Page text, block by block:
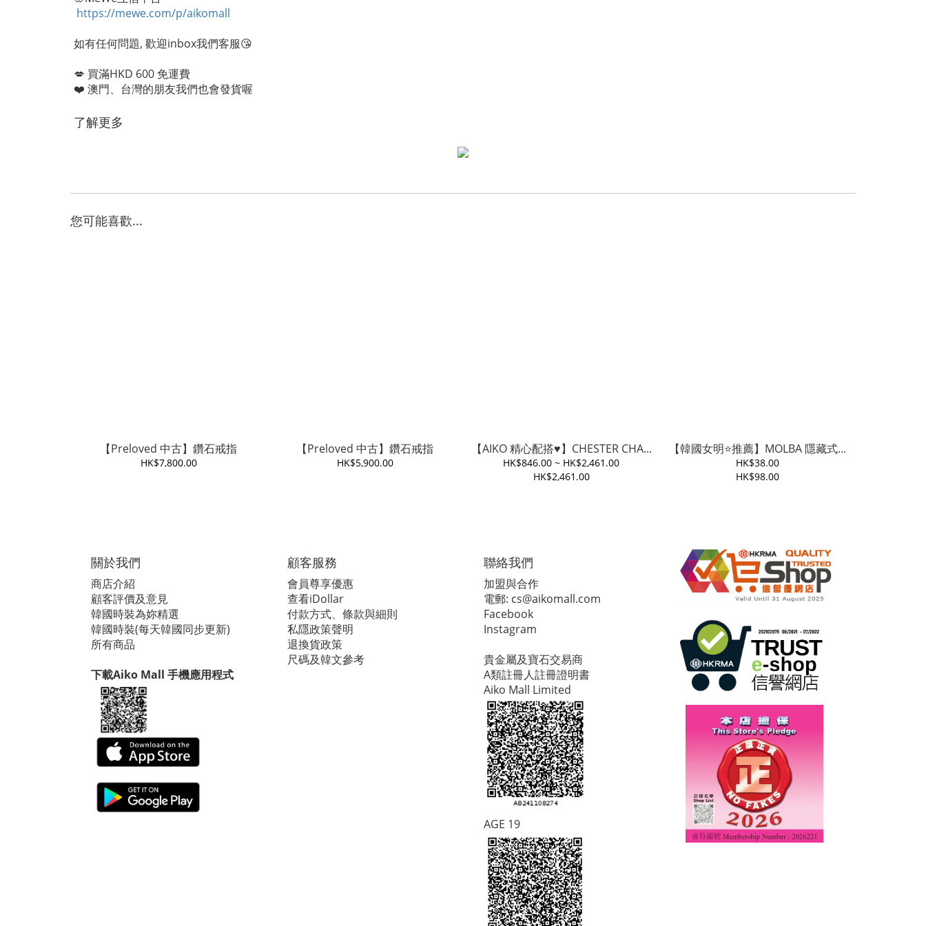
https://mewe.com/p/aikomall
如有任何問題, 歡迎inbox我們客服😘
💋 買滿HKD 600 免運費
❤️ 澳門、台灣的朋友我們也會發貨喔
了解更多
您可能喜歡...
【Preloved 中古】鑽石戒指
HK$7,800.00
【Preloved 中古】鑽石戒指
HK$5,900.00
【AIKO 精心配搭♥️】CHESTER CHA...
HK$846.00 ~ HK$2,461.00
HK$2,461.00
【韓國女明⭐️推薦】MOLBA 隱藏式...
HK$38.00
HK$98.00
關於我們
商店介紹
顧客評價及意見
韓國時裝為妳精選
韓國時裝(每天韓國同步更新)
所有商品
下載Aiko Mall 手機應用程式
顧客服務
會員尊享優惠
查看iDollar
付款方式、條款與細則
私隱政策聲明
退換貨政策
尺碼及韓文參考
聯絡我們
加盟與合作
電郵: cs@aikomall.com
Facebook
Instagram
貴金屬及寶石交易商
A類註冊人註冊證明書
Aiko Mall Limited
AGE 19